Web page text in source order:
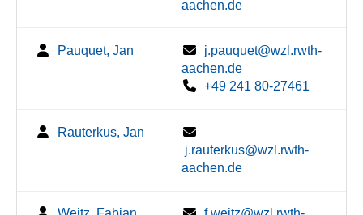
aachen.de
Pauquet, Jan
j.pauquet@wzl.rwth-
aachen.de
+49 241 80-27461
Rauterkus, Jan
j.rauterkus@wzl.rwth-
aachen.de